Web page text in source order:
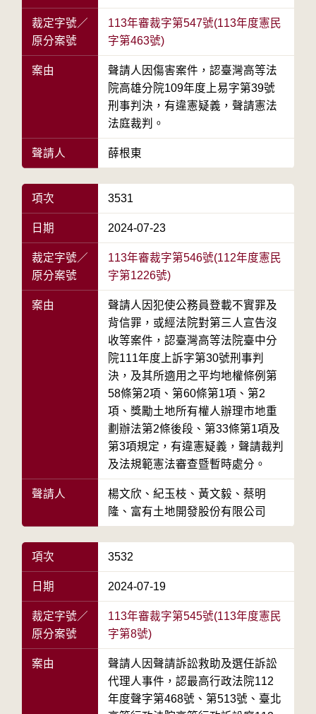
裁定字號／
原分案號
113年審裁字第547號(113年度憲民
字第463號)
案由
聲請人因傷害案件，認臺灣高等法
院高雄分院109年度上易字第39號
刑事判決，有違憲疑義，聲請憲法
法庭裁判。
聲請人 薛根東
項次 3531
日期 2024-07-23
裁定字號／
原分案號
113年審裁字第546號(112年度憲民
字第1226號)
案由
聲請人因犯使公務員登載不實罪及
背信罪，或經法院對第三人宣告沒
收等案件，認臺灣高等法院臺中分
院111年度上訴字第30號刑事判
決，及其所適用之平均地權條例第
58條第2項、第60條第1項、第2
項、獎勵土地所有權人辦理市地重
劃辦法第2條後段、第33條第1項及
第3項規定，有違憲疑義，聲請裁判
及法規範憲法審查暨暫時處分。
聲請人
楊文欣、紀玉枝、黃文毅、蔡明
隆、富有土地開發股份有限公司
項次 3532
日期 2024-07-19
裁定字號／
原分案號
113年審裁字第545號(113年度憲民
字第8號)
案由
聲請人因聲請訴訟救助及選任訴訟
代理人事件，認最高行政法院112
年度聲字第468號、第513號、臺北